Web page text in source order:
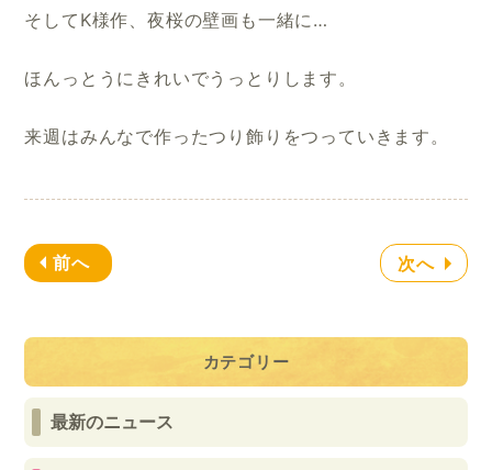
カテゴリー
最新のニュース
そしてK様作、夜桜の壁画も一緒に…
ほんっとうにきれいでうっとりします。
来週はみんなで作ったつり飾りをつっていきます。
前へ 次へ